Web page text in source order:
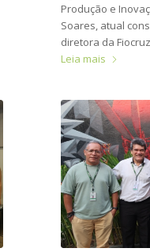
Produção e
Soares, atual
diretora da
Leia mais